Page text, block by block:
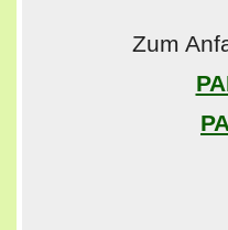
Zum